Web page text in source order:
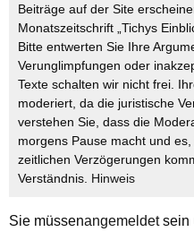
Beiträge auf der Site
Monatszeitschrift „Tichys
Bitte entwerten Sie Ihre
Verunglimpfungen oder
Texte schalten wir nicht frei.
moderiert, da die juristische
verstehen Sie, dass die
morgens Pause macht und
zeitlichen Verzögerungen
Verständnis. Hinweis
Sie müssenangemeldetsein